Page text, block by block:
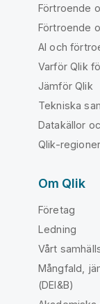
Förtroende
Förtroende
AI och
Varför Qlik
Jämför Qlik
Tekniska
Datakällor
Qlik-regioner
Om Qlik
Företag
Ledning
Vårt
Mångfald,
(DEI&B)